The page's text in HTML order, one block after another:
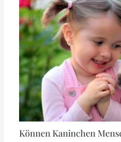
Können Kaninchen